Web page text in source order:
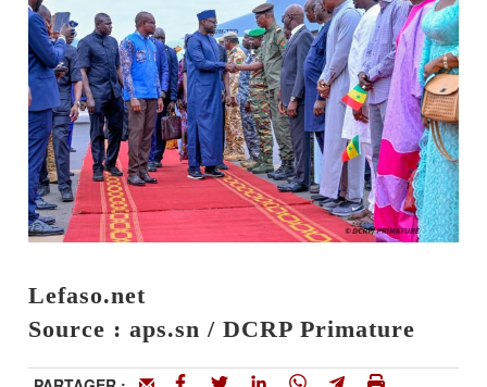
Lefaso.net
Source : aps.sn / DCRP Primature